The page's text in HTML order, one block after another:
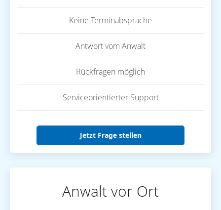
Keine Terminabsprache
Antwort vom Anwalt
Rückfragen möglich
Serviceorientierter Support
Jetzt Frage stellen
Anwalt vor Ort